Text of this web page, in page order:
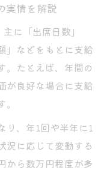
実情を解説
に「出席日数」
」などをもとに支給
。たとえば、年間の
が良好な場合に支給
り、年1回や半年に1
況に応じて変動する
から数万円程度が多